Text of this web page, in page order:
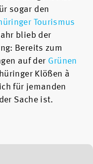
sogar den
Tourismus
blieb der
Bereits zum
auf der Grünen
Klößen à
für jemanden
Sache ist.